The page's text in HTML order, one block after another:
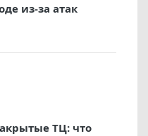
из-за атак
ТЦ: что